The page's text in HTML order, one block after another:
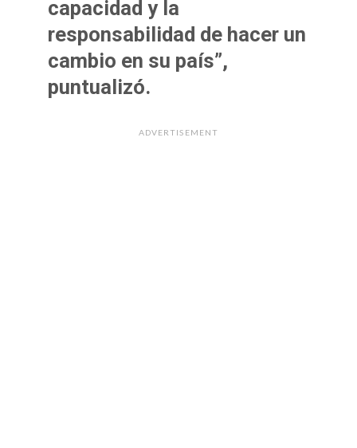
capacidad y la
responsabilidad de hacer un
cambio en su país”,
puntualizó.
ADVERTISEMENT